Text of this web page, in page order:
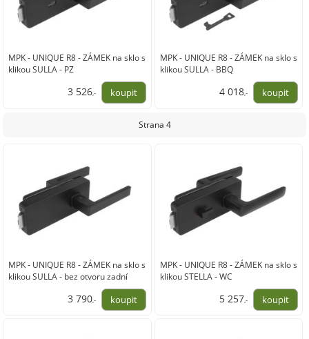
MPK - UNIQUE R8 - ZÁMEK na sklo s
klikou SULLA - PZ
3 526,-
MPK - UNIQUE R8 - ZÁMEK na sklo s
klikou SULLA - BBQ
4 018,-
Strana 4
MPK - UNIQUE R8 - ZÁMEK na sklo s
klikou SULLA - bez otvoru zadní
3 790,-
MPK - UNIQUE R8 - ZÁMEK na sklo s
klikou STELLA - WC
5 257,-